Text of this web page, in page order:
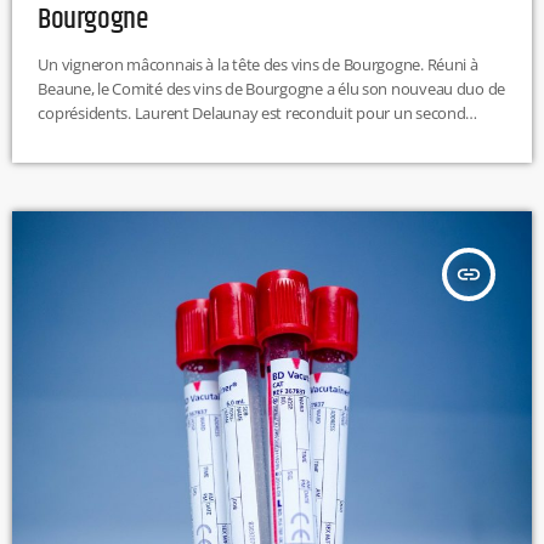
Bourgogne
Un vigneron mâconnais à la tête des vins de Bourgogne. Réuni à
Beaune, le Comité des vins de Bourgogne a élu son nouveau duo de
coprésidents. Laurent Delaunay est reconduit pour un second
succède à François Labet. L.T
insert_link